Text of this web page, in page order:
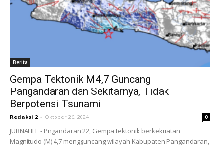
Berita
Gempa Tektonik M4,7 Guncang
Pangandaran dan Sekitarnya, Tidak
Berpotensi Tsunami
Redaksi 2 - Oktober 26, 2024 0
JURNALIFE - Pngandaran 22, Gempa tektonik berkekuatan
Magnitudo (M) 4,7 mengguncang wilayah Kabupaten Pangandaran,